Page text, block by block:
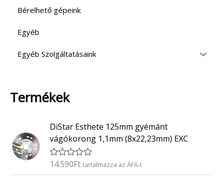
Bérelhető gépeink
Egyéb
Egyéb Szolgáltatásaink
Termékek
DiStar Esthete 125mm gyémánt
vágókorong 1,1mm (8x22,23mm) EXC
É14.590Ft tartalmazza az ÁFÁ-t